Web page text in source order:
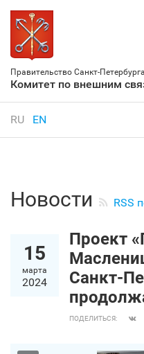
Правительство Санкт‑Петербурга
Комитет по внешним
RU EN
Новости RSS
15
марта
2024
Проект
ПОДЕЛИТЬСЯ: